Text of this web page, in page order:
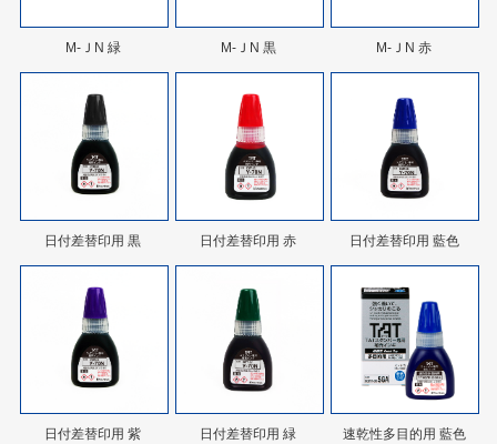
M-ＪN 緑 M-ＪN 黒 M-ＪN 赤
日付差替印用 黒 日付差替印用 赤 日付差替印用 藍色
日付差替印用 紫 日付差替印用 緑 速乾性多目的用 藍色